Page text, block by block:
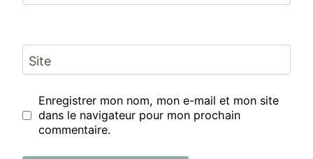
Site
Enregistrer mon nom, mon e-mail et mon site
dans le navigateur pour mon prochain
commentaire.